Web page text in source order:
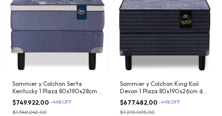
Sommier y Colchon Serta
Kentucky 1 Plaza 80x190x28cm
De Espuma Con Europillow Soft
$749.922,00 -44%OFF
$1.348.242,00
Sommier y Colchon King Koil
Devon 1 Plaza 80x190x26cm de
Resortes Bonnell Con Espuma
Firme
$677.482,00 -44%OFF
$1.218.005,00